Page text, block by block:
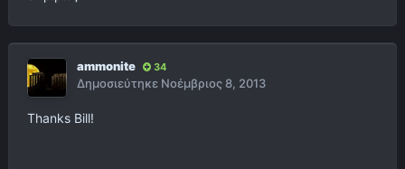
ammonite 34
Δημοσιεύτηκε Νοέμβριος 8, 2013
Thanks Bill!